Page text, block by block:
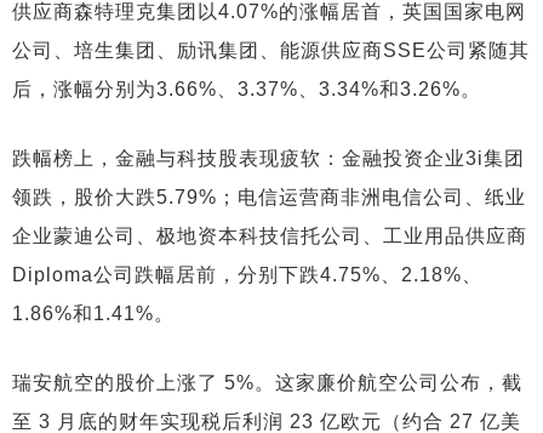
供应商森特理克集团以4.07%的涨幅居首，英国国家电网
公司、培生集团、励讯集团、能源供应商SSE公司紧随其
后，涨幅分别为3.66%、3.37%、3.34%和3.26%。
跌幅榜上，金融与科技股表现疲软：金融投资企业3i集团
领跌，股价大跌5.79%；电信运营商非洲电信公司、纸业
企业蒙迪公司、极地资本科技信托公司、工业用品供应商
Diploma公司跌幅居前，分别下跌4.75%、2.18%、
1.86%和1.41%。
瑞安航空的股价上涨了 5%。这家廉价航空公司公布，截
至 3 月底的财年实现税后利润 23 亿欧元（约合 27 亿美